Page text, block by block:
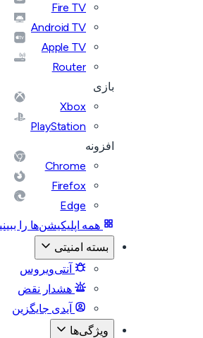
Fire TV
Android TV
Apple TV
Router
بازی
Xbox
PlayStation
افزونه
Chrome
Firefox
Edge
همه اپلیکیشن‌ها را ببینید
بسته امنیتی
آنتی‌ویروس
هشدار نقض
آیدی جایگزین
ویژگی‌ها